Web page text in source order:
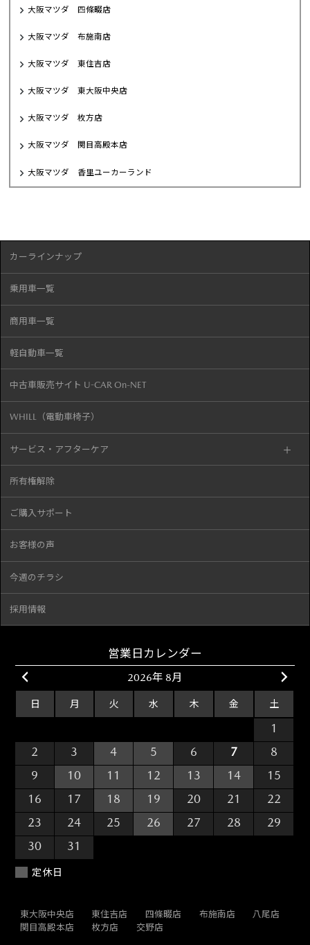
大阪マツダ 四條畷店
大阪マツダ 布施南店
大阪マツダ 東住吉店
大阪マツダ 東大阪中央店
大阪マツダ 枚方店
大阪マツダ 関目高殿本店
大阪マツダ 香里ユーカーランド
カーラインナップ
乗用車一覧
商用車一覧
軽自動車一覧
中古車販売サイト U-CAR On-NET
WHILL（電動車椅子）
サービス・アフターケア
所有権解除
ご購入サポート
お客様の声
今週のチラシ
採用情報
営業日カレンダー
2026年 8月
日 月 火 水 木 金 土
1
2
3 4 5 6 7
8
9
10 11 12 13 14
15
16
17 18 19 20 21
22
23
24 25 26 27 28
29
30
31
定休日
東大阪中央店 東住吉店 四條畷店 布施南店
八尾店
関目高殿本店
枚方店 交野店